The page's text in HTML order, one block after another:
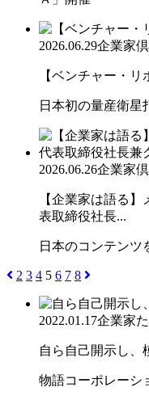
2026.06.29企業家
【ベンチャー・
日本初の量産衛星
2026.06.26企業家
【企業家は語る
表取締役社長...
日本のコンテンツ
2 3 4 5 6 7 8
2022.01.17企業家
自ら自己開示し、
物語コーポレー